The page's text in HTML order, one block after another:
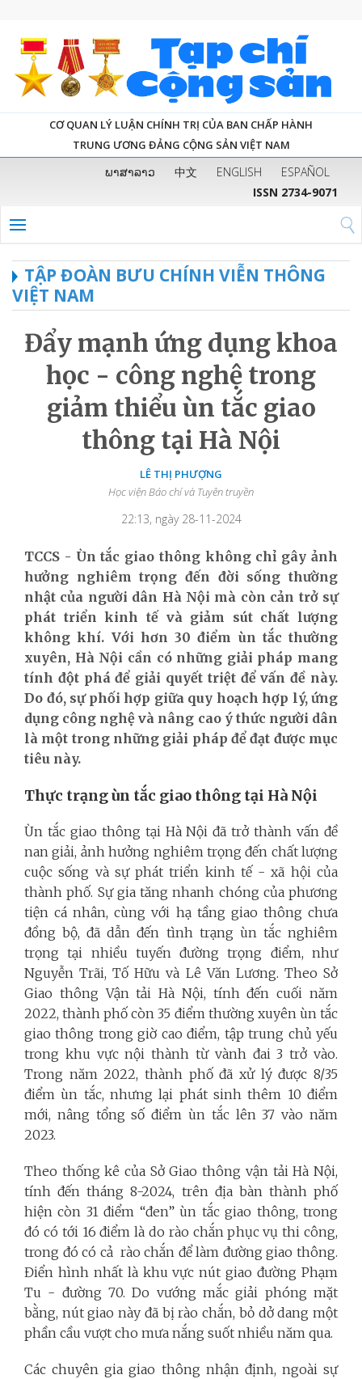
CƠ QUAN LÝ LUẬN CHÍNH TRỊ CỦA BAN CHẤP HÀNH
TRUNG ƯƠNG ĐẢNG CỘNG SẢN VIỆT NAM
ພາສາລາວ 中文 ENGLISH
ESPAÑOL
ISSN 2734-9071
TẬP ĐOÀN BƯU CHÍNH VIỄN THÔNG
VIỆT NAM
Đẩy mạnh ứng dụng khoa
học - công nghệ trong
giảm thiểu ùn tắc giao
thông tại Hà Nội
LÊ THỊ PHƯỢNG
Học viện Báo chí và Tuyên truyền
22:13, ngày 28-11-2024
TCCS - Ùn tắc giao thông không chỉ gây ảnh
hưởng nghiêm trọng đến đời sống thường
nhật của người dân Hà Nội mà còn cản trở sự
phát triển kinh tế và giảm sút chất lượng
không khí. Với hơn 30 điểm ùn tắc thường
xuyên, Hà Nội cần có những giải pháp mang
tính đột phá để giải quyết triệt để vấn đề này.
Do đó, sự phối hợp giữa quy hoạch hợp lý, ứng
dụng công nghệ và nâng cao ý thức người dân
là một trong những giải pháp để đạt được mục
tiêu này.
Thực trạng ùn tắc giao thông tại Hà Nội
Ùn tắc giao thông tại Hà Nội đã trở thành vấn đề
nan giải, ảnh hưởng nghiêm trọng đến chất lượng
cuộc sống và sự phát triển kinh tế - xã hội của
thành phố. Sự gia tăng nhanh chóng của phương
tiện cá nhân, cùng với hạ tầng giao thông chưa
đồng bộ, đã dẫn đến tình trạng ùn tắc nghiêm
trọng tại nhiều tuyến đường trọng điểm, như
Nguyễn Trãi, Tố Hữu và Lê Văn Lương. Theo Sở
Giao thông Vận tải Hà Nội, tính đến cuối năm
2022, thành phố còn 35 điểm thường xuyên ùn tắc
giao thông trong giờ cao điểm, tập trung chủ yếu
trong khu vực nội thành từ vành đai 3 trở vào.
Trong năm 2022, thành phố đã xử lý được 8/35
điểm ùn tắc, nhưng lại phát sinh thêm 10 điểm
mới, nâng tổng số điểm ùn tắc lên 37 vào năm
2023.
Theo thống kê của Sở Giao thông vận tải Hà Nội,
tính đến tháng 8-2024, trên địa bàn thành phố
hiện còn 31 điểm “đen” ùn tắc giao thông, trong
đó có tới 16 điểm là do rào chắn phục vụ thi công,
trong đó có cả rào chắn để làm đường giao thông.
Điển hình nhất là khu vực nút giao đường Phạm
Tu - đường 70. Do vướng mắc giải phóng mặt
bằng, nút giao này đã bị rào chắn, bỏ dở dang một
phần cầu vượt cho mưa nắng suốt nhiều năm qua.
Các chuyên gia giao thông nhận định, ngoài sự